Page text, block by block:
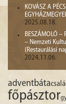
KOVÁSZ A
2025.08.18.
BESZÁMOLÓ
– Nemzeti
(Restaurálási
2024.11.06.
adventbáta
főpásztor